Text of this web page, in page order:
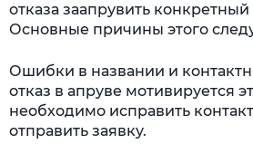
отказа заапрувить конкретный
Основные причины этого
Ошибки в названии и
отказ в апруве мотивируется
необходимо исправить
отправить заявку.